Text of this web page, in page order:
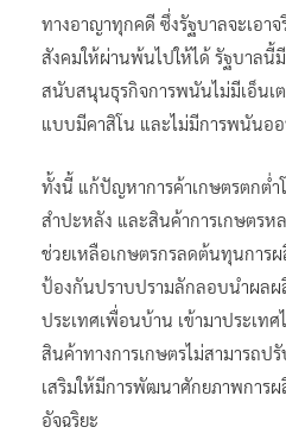
ทางอาญาทุกคดี ซึ่งรัฐบาลจะเอา
สังคมให้ผ่านพ้นไปให้ได้ รัฐบาลนี้
สนับสนุนธุรกิจการพนันไม่มีเอ็นเ
แบบมีคาสิโน และไม่มีการพนันอ
ทั้งนี้ แก้ปัญหาการค้าเกษตรตกต่ำ
สำปะหลัง และสินค้าการเกษตรห
ช่วยเหลือเกษตรกรลดต้นทุนการ
ป้องกันปราบปรามลักลอบนำผลผ
ประเทศเพื่อนบ้าน เข้ามาประเท
สินค้าทางการเกษตรไม่สามารถป
เสริมให้มีการพัฒนาศักยภาพการ
อัจฉริยะ